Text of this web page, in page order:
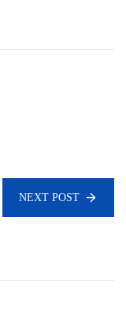
NEXT POST